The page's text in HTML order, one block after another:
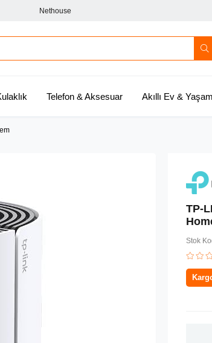
Nethouse
Telefon & Aksesuar Akıllı Ev & Yaşam
TP-
Stok